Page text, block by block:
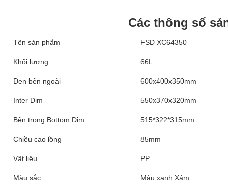
Các thông số
Tên sản phẩm FSD XC64350
Khối lượng 66L
Đen bên ngoài 600x400x350mm
Inter Dim 550x370x320mm
Bên trong Bottom Dim 515*322*315mm
Chiều cao lồng 85mm
Vật liệu PP
Màu sắc Màu xanh Xám